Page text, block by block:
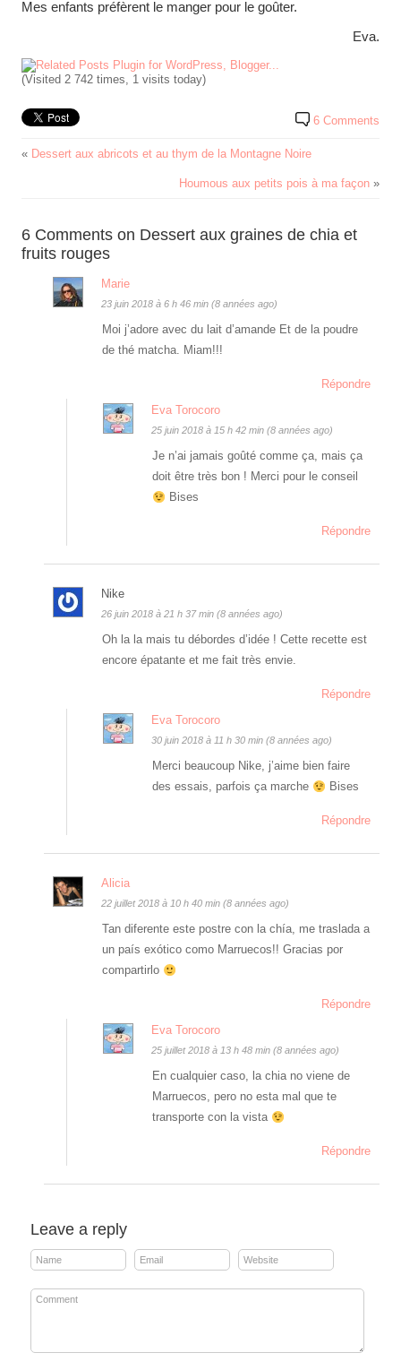
Mes enfants préfèrent le manger pour le goûter.
Eva.
(Visited 2 742 times, 1 visits today)
6 Comments
« Dessert aux abricots et au thym de la Montagne Noire
Houmous aux petits pois à ma façon »
6 Comments on Dessert aux graines de chia et
fruits rouges
Marie
23 juin 2018 à 6 h 46 min (8 années ago)
Moi j’adore avec du lait d’amande Et de la poudre
de thé matcha. Miam!!!
Répondre
Eva Torocoro
25 juin 2018 à 15 h 42 min (8 années ago)
Je n’ai jamais goûté comme ça, mais ça
doit être très bon ! Merci pour le conseil
Bises
Répondre
Nike
26 juin 2018 à 21 h 37 min (8 années ago)
Oh la la mais tu débordes d’idée ! Cette recette est
encore épatante et me fait très envie.
Répondre
Eva Torocoro
30 juin 2018 à 11 h 30 min (8 années ago)
Merci beaucoup Nike, j’aime bien faire
des essais, parfois ça marche
Bises
Répondre
Alicia
22 juillet 2018 à 10 h 40 min (8 années ago)
Tan diferente este postre con la chía, me traslada a
un país exótico como Marruecos!! Gracias por
compartirlo
Répondre
Eva Torocoro
25 juillet 2018 à 13 h 48 min (8 années ago)
En cualquier caso, la chia no viene de
Marruecos, pero no esta mal que te
transporte con la vista
Répondre
Leave a reply